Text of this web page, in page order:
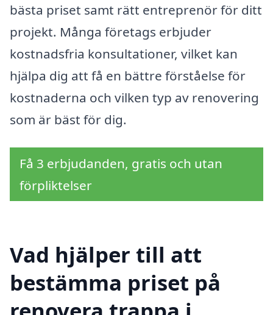
bästa priset samt rätt entreprenör för ditt
projekt. Många företags erbjuder
kostnadsfria konsultationer, vilket kan
hjälpa dig att få en bättre förståelse för
kostnaderna och vilken typ av renovering
som är bäst för dig.
Få 3 erbjudanden, gratis och utan
förpliktelser
Vad hjälper till att
bestämma priset på